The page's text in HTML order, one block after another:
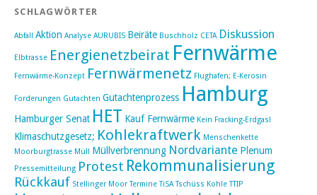
SCHLAGWÖRTER
Abfall Aktion Analyse AURUBIS Beiräte Buschholz CETA Diskussion
Elbtrasse Energienetzbeirat Fernwärme
Fernwärme-Konzept Fernwärmenetz Flughafen; E-Kerosin
Forderungen Gutachten Gutachtenprozess Hamburg
Hamburger Senat HET Kauf Fernwärme Kein Fracking-Erdgas!
Klimaschutzgesetz; Kohlekraftwerk Menschenkette
Moorburgtrasse Müll Müllverbrennung Nordvariante Plenum
Pressemitteilung Protest Rekommunalisierung
Rückkauf Stellinger Moor Termine TiSA Tschüss Kohle TTIP